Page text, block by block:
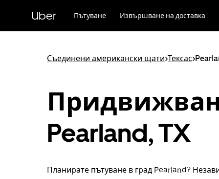
основното
съдържание
Uber Пътуване Извършване на доставка
Съединени американски щати>Тексас>
Pearland, TX
Планирате пътуване в град Pearland?